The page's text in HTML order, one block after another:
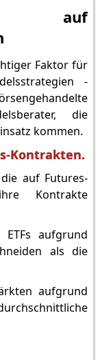
auf
Faktor für
-
die
kommen.
Kontrakten.
auf Futures-
Kontrakte
aufgrund
als die
aufgrund